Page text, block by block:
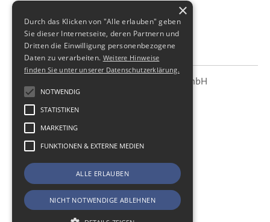
SBS
SBS Richter, Trenner & Kollegen GmbH
Steuerberatungsgesellschaft
Hohe Straße 55
01187Dresden
Telefax:+49 (0) 351 - 87 32 699
E-Mail:kanzlei@sbsdresden.de
ESt-Helfer
Start
Impressum
×
Durch das Klicken von "Alle erlauben" geben
Sie dieser Internetseite, deren Partnern und
Dritten die Einwilligung personenbezogene
Daten zu verarbeiten. Weitere Hinweise
finden Sie unter unserer Datenschutzerklärung.
NOTWENDIG
STATISTIKEN
MARKETING
FUNKTIONEN & EXTERNE MEDIEN
ALLE ERLAUBEN
NICHT NOTWENDIGE ABLEHNEN